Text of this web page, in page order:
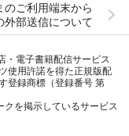
のご利用端末から
外部送信について
・電子書籍配信サービス
使用許諾を得た正規版配
登録商標（登録番号 第
を掲示しているサービス